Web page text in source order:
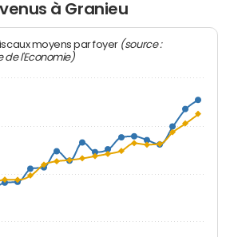
à Granieu
moyens par foyer (source :
de l'Economie)